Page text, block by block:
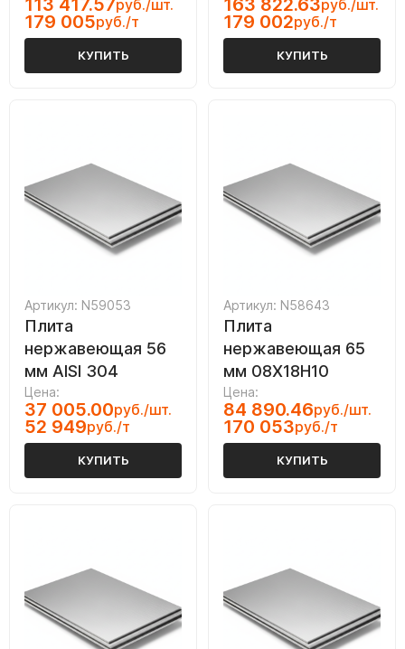
113 417.57руб./шт.
179 005руб./т
КУПИТЬ
163 822.63руб./шт.
179 002руб./т
КУПИТЬ
Артикул: N59053
Плита
нержавеющая 56
мм AISI 304
Цена:
37 005.00руб./шт.
52 949руб./т
КУПИТЬ
Артикул: N58643
Плита
нержавеющая 65
мм 08Х18Н10
Цена:
84 890.46руб./шт.
170 053руб./т
КУПИТЬ